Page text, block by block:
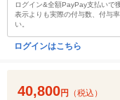
ログイン&全額PayPay支払いで
表示よりも実際の付与数、付与
い。
ログインはこちら
40,800円 （税込）